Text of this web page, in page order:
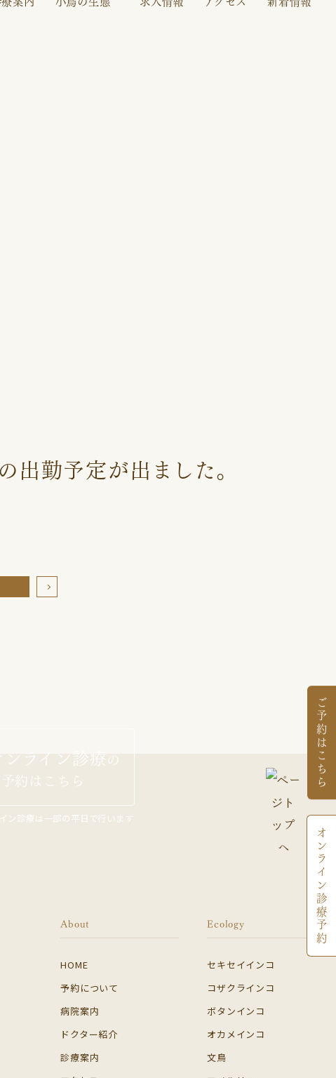
ご予約はこちら
オンライン診療予約
勤予定が出ました。
ンライン診療の
予約はこちら
ン診療は一部の平日で行います
About
HOME
予約について
病院案内
ドクター紹介
診療案内
Ecology
セキセイインコ
コザクラインコ
ボタンインコ
オカメインコ
文鳥